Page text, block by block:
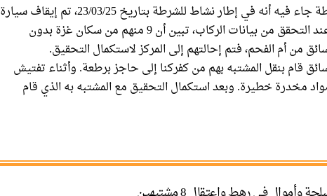
وصل بيان صادر عن الناطق بلسان الشرطة جاء فيه أنه في إطار نشاط للشرطة بتاريخ 23/03/25، تم إيقاف سيارة
للفحص في الساعة 22:00 في كفركنا. وعند التحقق من بيانات الركاب، تبين أن 9 منهم من سكان غزة بدون
من أم الفحم، فتم إحالتهم إلى المركز لاستكمال التحقيق.
قام بنقل المشتبه بهم من كفركنا إلى حاجز برطعة. وأثناء تفتيش
يُشتبه بأنها مواد مخدرة خطيرة. وبعد استكمال التحقيق مع المشتبه به الذي قام